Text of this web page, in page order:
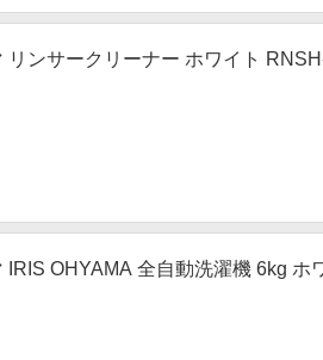
リンサークリーナー ホワイト
IRIS OHYAMA 全自動洗濯機 6kg ホ